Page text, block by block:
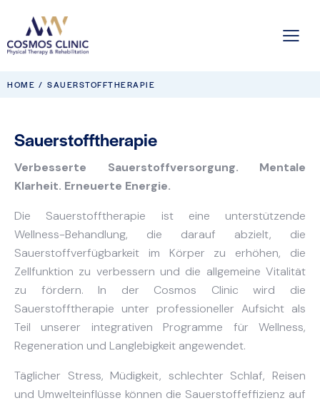
HOME SAUERSTOFFTHERAPIE
Sauerstofftherapie
Verbesserte Sauerstoffversorgung. Mentale
Klarheit. Erneuerte Energie.
Die Sauerstofftherapie ist eine unterstützende
Wellness-Behandlung, die darauf abzielt, die
Sauerstoffverfügbarkeit im Körper zu erhöhen, die
Zellfunktion zu verbessern und die allgemeine Vitalität
zu fördern. In der Cosmos Clinic wird die
Sauerstofftherapie unter professioneller Aufsicht als
Teil unserer integrativen Programme für Wellness,
Regeneration und Langlebigkeit angewendet.
Täglicher Stress, Müdigkeit, schlechter Schlaf, Reisen
und Umwelteinflüsse können die Sauerstoffeffizienz auf